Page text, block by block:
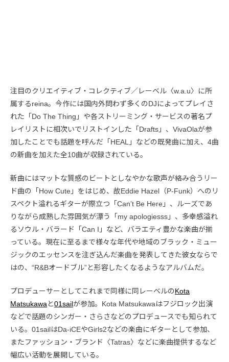
注目のクリエイティブ・コレクティブ／レーベル〈w.a.u〉に所
属するreina。今作には国内外問わず多くのDJによってプレイさ
れた「Do The Thing」や各ストリーミング・サービスの著名プ
レイリストに相次いでリストインした「Drafts」、VivaOlaが参
加したことでも話題を呼んだ「HEAL」などの既発曲に加え、4曲
の新曲を加えた全10曲が収録されている。
新曲にはマットな質感のビートとしなやかな歌声が絡み合うリー
ド曲の「How Cute」をはじめ、故Eddie Hazel（P-Funk）へのリ
スペクト溢れるギターが際立つ「Can’t Be Here」、ルーズであ
りながら成熟した雰囲気が漂う「my apologiesss」、多幸感溢れ
るソウル・バラード「Can I」など、バラエティ豊かな楽曲が揃
っている。現在に至るまで様々な年代や地域のブラック・ミュー
ジックのエッセンスを注ぎ込んだ楽曲を発表してきた彼女ならで
はの、“R&Bオードブル”と形容したくなるようなアルバムだ。
プロデューサーとしてこれまで同様に同レーベルのKota
Matsukawa と01sailが参加。Kota Matsukawaはフジロック出演
などで話題のシンガー・さらさなどのプロデュースでも知られて
いる。01sailはDa-iCEやGirls2などの楽曲にギターとして参加、
またファッション・ブランド〈Tatras〉などに楽曲提供するなど
幅広い活動を展開している。